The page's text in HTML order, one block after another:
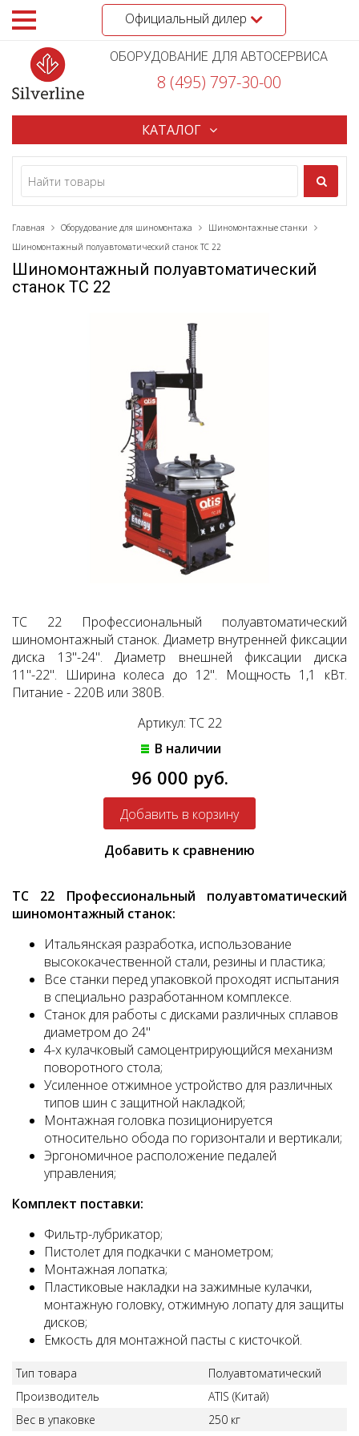
Официальный дилер
ОБОРУДОВАНИЕ ДЛЯ АВТОСЕРВИСА
8 (495) 797-30-00
КАТАЛОГ
Главная Оборудование для шиномонтажа
Шиномонтажные станки
Шиномонтажный полуавтоматический станок TC 22
Шиномонтажный полуавтоматический
станок TC 22
TC 22 Профессиональный полуавтоматический
шиномонтажный станок. Диаметр внутренней фиксации
диска 13"-24". Диаметр внешней фиксации диска
11"-22". Ширина колеса до 12". Мощность 1,1 кВт.
Питание - 220В или 380В.
Артикул: TC 22
В наличии
96 000 руб.
Добавить к сравнению
TC 22 Профессиональный полуавтоматический
шиномонтажный станок:
Итальянская разработка, использование
высококачественной стали, резины и пластика;
Все станки перед упаковкой проходят испытания
в специально разработанном комплексе.
Станок для работы с дисками различных сплавов
диаметром до 24"
4-х кулачковый самоцентрирующийся механизм
поворотного стола;
Усиленное отжимное устройство для различных
типов шин с защитной накладкой;
Монтажная головка позиционируется
относительно обода по горизонтали и вертикали;
Эргономичное расположение педалей
управления;
Комплект поставки:
Фильтр-лубрикатор;
Пистолет для подкачки с манометром;
Монтажная лопатка;
Пластиковые накладки на зажимные кулачки,
монтажную головку, отжимную лопату для защиты
дисков;
Емкость для монтажной пасты с кисточкой.
Тип товара
Полуавтоматический
Производитель
АТIS (Китай)
Вес в упаковке
250 кг